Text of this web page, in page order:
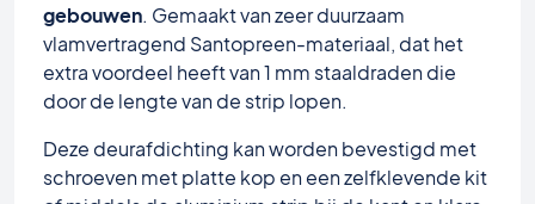
gebouwen. Gemaakt van zeer duurzaam
vlamvertragend Santopreen-materiaal, dat het
extra voordeel heeft van 1 mm staaldraden die
door de lengte van de strip lopen.
Deze deurafdichting kan worden bevestigd met
schroeven met platte kop en een zelfklevende kit